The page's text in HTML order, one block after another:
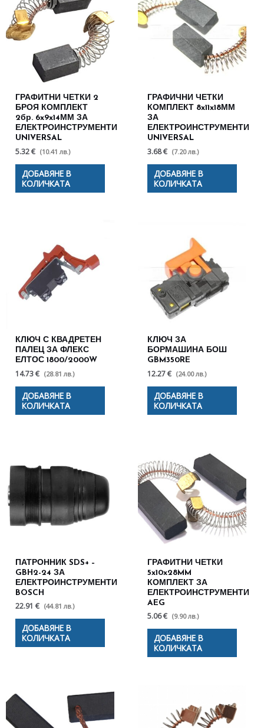
ГРАФИТНИ ЧЕТКИ 2
БРОЯ КОМПЛЕКТ
2бр. 6x9x14ММ ЗА
ЕЛЕКТРОИНСТРУМЕНТИ
UNIVERSAL
5.32 € (10.41 лв.)
ДОБАВЯНЕ В
КОЛИЧКАТА
ГРАФИЧНИ ЧЕТКИ
КОМПЛЕКТ 8x11x18ММ
ЗА
ЕЛЕКТРОИНСТРУМЕНТИ
UNIVERSAL
3.68 € (7.20 лв.)
ДОБАВЯНЕ В
КОЛИЧКАТА
КЛЮЧ С КВАДРЕТЕН
ПАЛЕЦ ЗА ФЛЕКС
ЕЛТОС 1800/2000W
14.73 € (28.81 лв.)
ДОБАВЯНЕ В
КОЛИЧКАТА
КЛЮЧ ЗА
БОРМАШИНА БОШ
GBM350RE
12.27 € (24.00 лв.)
ДОБАВЯНЕ В
КОЛИЧКАТА
ПАТРОННИК SDS+ –
GBH2-24 ЗА
ЕЛЕКТРОИНСТРУМЕНТИ
BOSCH
22.91 € (44.81 лв.)
ДОБАВЯНЕ В
КОЛИЧКАТА
ГРАФИТНИ ЧЕТКИ
5x10x28MM
КОМПЛЕКТ ЗА
ЕЛЕКТРОИНСТРУМЕНТИ
AEG
5.06 € (9.90 лв.)
ДОБАВЯНЕ В
КОЛИЧКАТА